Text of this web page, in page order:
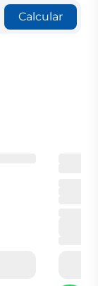
Calcular